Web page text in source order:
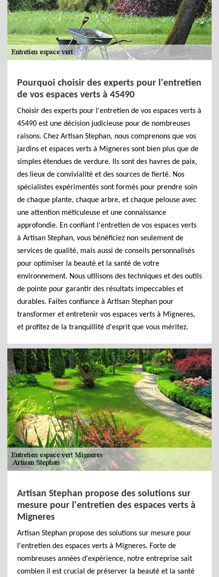
Pourquoi choisir des experts pour l'entretien
de vos espaces verts à 45490
Choisir des experts pour l'entretien de vos espaces verts à
45490 est une décision judicieuse pour de nombreuses
raisons. Chez Artisan Stephan, nous comprenons que vos
jardins et espaces verts à Migneres sont bien plus que de
simples étendues de verdure. Ils sont des havres de paix,
des lieux de convivialité et des sources de fierté. Nos
spécialistes expérimentés sont formés pour prendre soin
de chaque plante, chaque arbre, et chaque pelouse avec
une attention méticuleuse et une connaissance
approfondie. En confiant l'entretien de vos espaces verts
à Artisan Stephan, vous bénéficiez non seulement de
services de qualité, mais aussi de conseils personnalisés
pour optimiser la beauté et la santé de votre
environnement. Nous utilisons des techniques et des outils
de pointe pour garantir des résultats impeccables et
durables. Faites confiance à Artisan Stephan pour
transformer et entretenir vos espaces verts à Migneres,
et profitez de la tranquillité d'esprit que vous méritez.
Artisan Stephan propose des solutions sur
mesure pour l'entretien des espaces verts à
Migneres
Artisan Stephan propose des solutions sur mesure pour
l'entretien des espaces verts à Migneres. Forte de
nombreuses années d'expérience, notre entreprise sait
combien il est crucial de préserver la beauté et la santé